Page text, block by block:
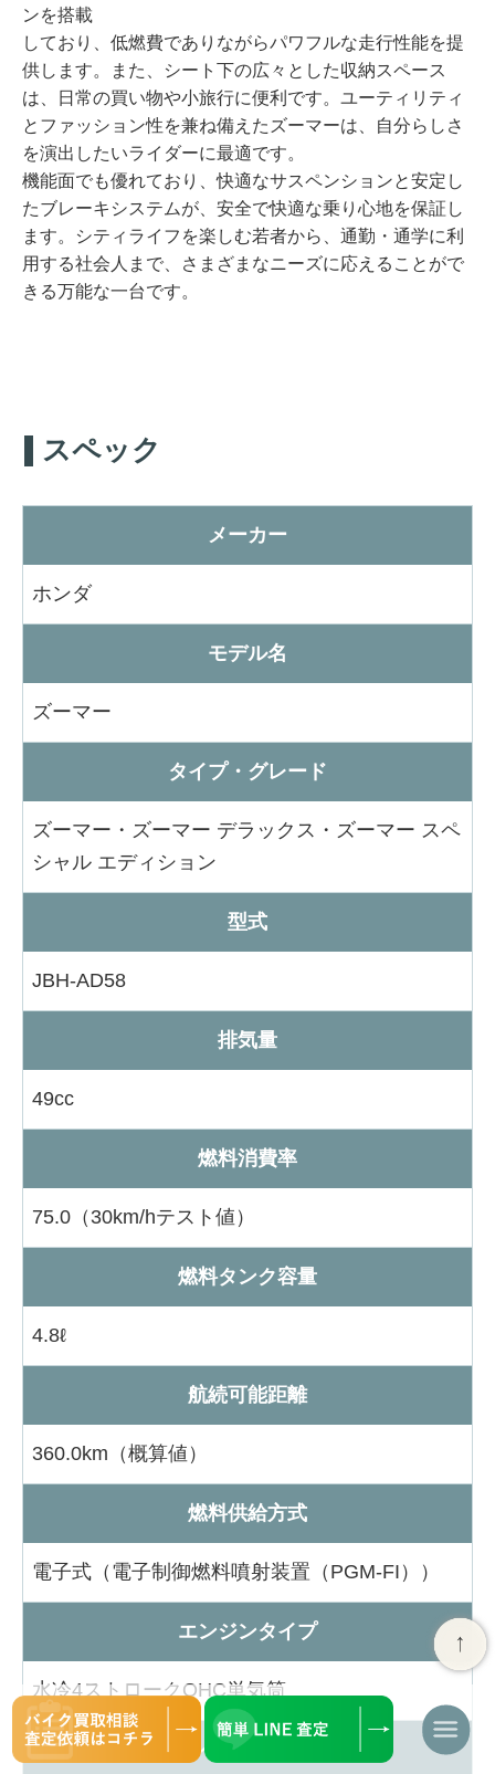
ンを搭載
しており、低燃費でありながらパワフルな走行性能を提
供します。また、シート下の広々とした収納スペース
は、日常の買い物や小旅行に便利です。ユーティリティ
とファッション性を兼ね備えたズーマーは、自分らしさ
を演出したいライダーに最適です。
機能面でも優れており、快適なサスペンションと安定し
たブレーキシステムが、安全で快適な乗り心地を保証し
ます。シティライフを楽しむ若者から、通勤・通学に利
用する社会人まで、さまざまなニーズに応えることがで
きる万能な一台です。
スペック
メーカー
ホンダ
モデル名
ズーマー
タイプ・グレード
ズーマー・ズーマー デラックス・ズーマー スペ
シャル エディション
型式
JBH-AD58
排気量
49cc
燃料消費率
75.0（30km/hテスト値）
燃料タンク容量
4.8ℓ
航続可能距離
360.0km（概算値）
燃料供給方式
電子式（電子制御燃料噴射装置（PGM-FI））
エンジンタイプ
水冷4ストロークOHC単気筒
エンジン始動方式